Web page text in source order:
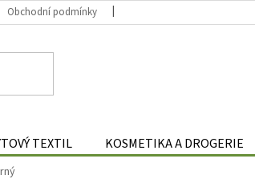
Obchodní podmínky
TEXTIL KOSMETIKA A DROGERIE